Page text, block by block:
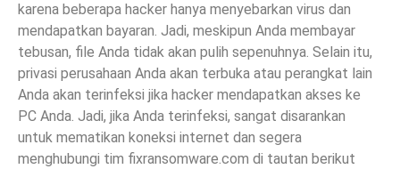
karena beberapa hacker hanya menyebarkan virus dan
mendapatkan bayaran. Jadi, meskipun Anda membayar
tebusan, file Anda tidak akan pulih sepenuhnya. Selain itu,
privasi perusahaan Anda akan terbuka atau perangkat lain
Anda akan terinfeksi jika hacker mendapatkan akses ke
PC Anda. Jadi, jika Anda terinfeksi, sangat disarankan
untuk mematikan koneksi internet dan segera
menghubungi tim fixransomware.com di tautan berikut